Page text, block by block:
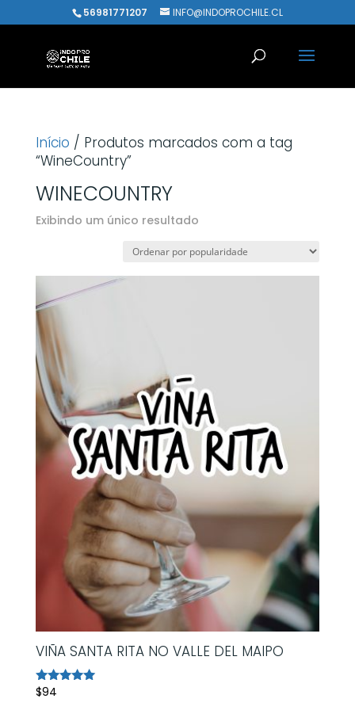
56981771207 INFO@INDOPROCHILE.CL
Início / Produtos marcados com a tag
“WineCountry”
WINECOUNTRY
Exibindo um único resultado
VIÑA SANTA RITA NO VALLE DEL MAIPO
Avaliação
$94